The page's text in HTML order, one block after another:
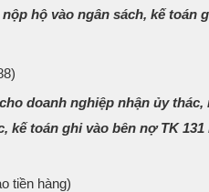
hộ vào ngân sách, kế toán
doanh nghiệp nhận ủy
kế toán ghi vào bên nợ TK
tiền hàng)